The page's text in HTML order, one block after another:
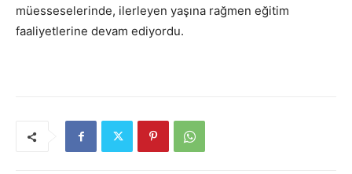
müesseselerinde, ilerleyen yaşına rağmen eğitim
faaliyetlerine devam ediyordu.